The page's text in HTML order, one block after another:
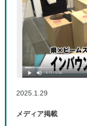
2025.1.29
メディア掲載